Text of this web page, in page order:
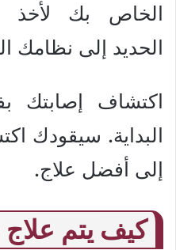
الخاص بك لأخذ
الحديد إلى نظامك
اكتشاف إصابتك
البداية. سيقودك
إلى أفضل علاج.
كيف يتم علاج